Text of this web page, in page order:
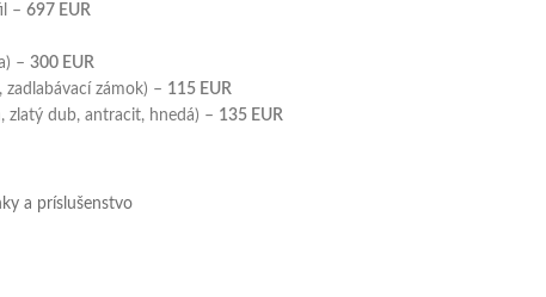
– 697 EUR
– 300 EUR
zámok) – 115 EUR
zlatý dub, antracit, hnedá) – 135 EUR
a príslušenstvo